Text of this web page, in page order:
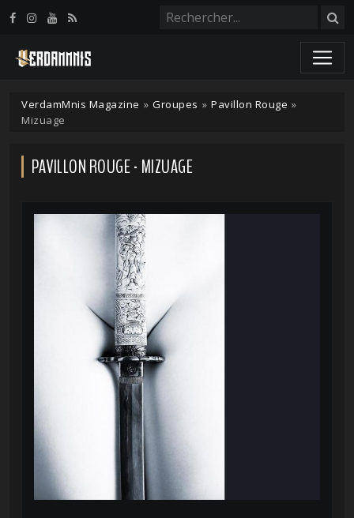
VerdamMnis Magazine » Groupes » Pavillon Rouge »
Mizuage
PAVILLON ROUGE - MIZUAGE
Panneau de gestion des cookies